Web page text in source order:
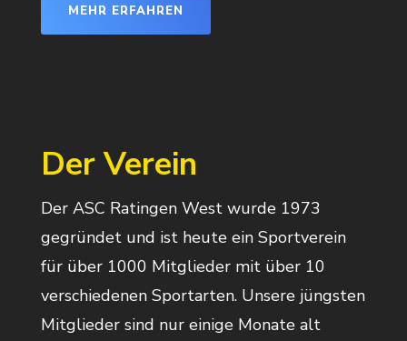
MEHR ERFAHREN
Der Verein
Der ASC Ratingen West wurde 1973
gegründet und ist heute ein Sportverein
für über 1000 Mitglieder mit über 10
verschiedenen Sportarten. Unsere jüngsten
Mitglieder sind nur einige Monate alt